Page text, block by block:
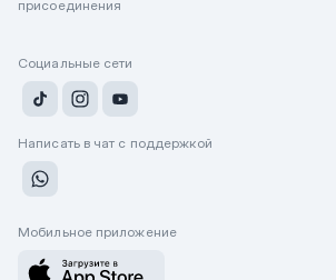
присоединения
Социальные сети
Написать в чат с поддержкой
Мобильное приложение